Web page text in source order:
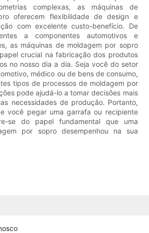
complexas, as máquinas de
oferecem flexibilidade de design e
com excelente custo-benefício. De
a componentes automotivos e
as máquinas de moldagem por sopro
crucial na fabricação dos produtos
no nosso dia a dia. Seja você do setor
médico ou de bens de consumo,
tipos de processos de moldagem por
pode ajudá-lo a tomar decisões mais
necessidades de produção. Portanto,
você pegar uma garrafa ou recipiente
se do papel fundamental que uma
por sopro desempenhou na sua